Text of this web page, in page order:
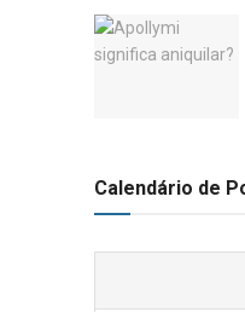
Calendário de